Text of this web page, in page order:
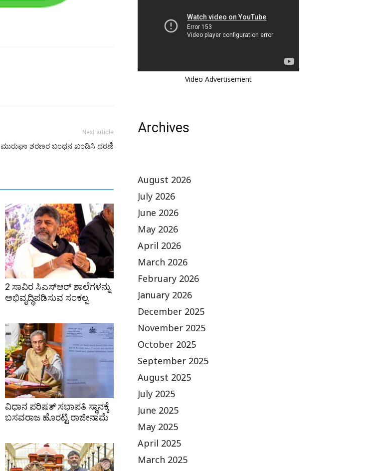
Next article
ಮುರುಘಾ ಶರಣರ ಬಂಧನ ಖಂಡಿಸಿ ಧರಣಿ
2 ಸಾವಿರ ಸಿಎಸ್‌ಆರ್ ಶಾಲೆಗಳನ್ನು
ಅಭಿವೃದ್ಧಿಪಡಿಸುವ ಸಂಕಲ್ಪ
ವಿಧಾನ ಪರಿಷತ್ ಸಭಾಪತಿ ಸ್ಥಾನಕ್ಕೆ
ಬಸವರಾಜ ಹೊರಟ್ಟಿ ರಾಜೀನಾಮೆ
Video Advertisement
Archives
August 2026
July 2026
June 2026
May 2026
April 2026
March 2026
February 2026
January 2026
December 2025
November 2025
October 2025
September 2025
August 2025
July 2025
June 2025
May 2025
April 2025
March 2025